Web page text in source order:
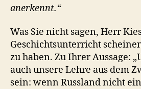
anerkennt.“
Was Sie nicht sagen, Herr
Geschichtsunterricht
zu haben. Zu Ihrer Aussage:
auch unsere Lehre aus dem
sein: wenn Russland nicht